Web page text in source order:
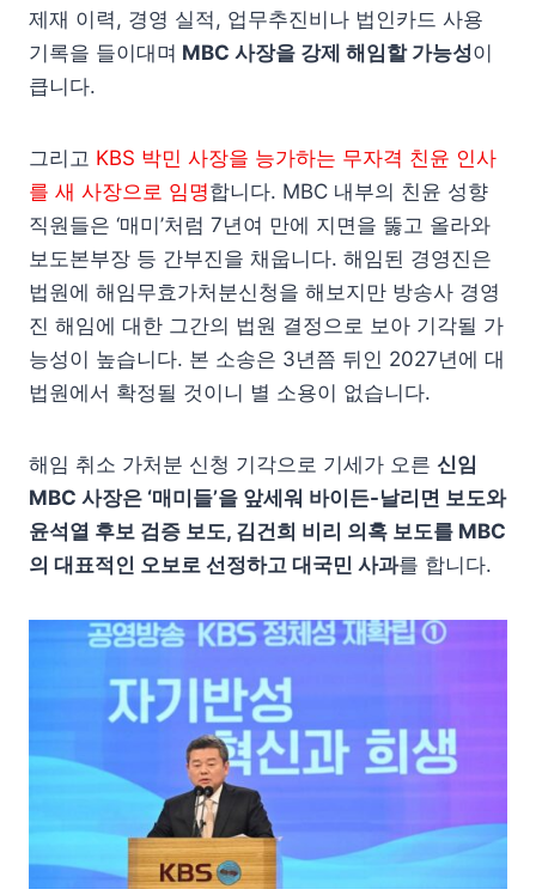
제재 이력, 경영 실적, 업무추진비나 법인카드 사용
기록을 들이대며 MBC 사장을 강제 해임할 가능성이
큽니다.
그리고 KBS 박민 사장을 능가하는 무자격 친윤 인사
를 새 사장으로 임명합니다. MBC 내부의 친윤 성향
직원들은 ‘매미’처럼 7년여 만에 지면을 뚫고 올라와
보도본부장 등 간부진을 채웁니다. 해임된 경영진은
법원에 해임무효가처분신청을 해보지만 방송사 경영
진 해임에 대한 그간의 법원 결정으로 보아 기각될 가
능성이 높습니다. 본 소송은 3년쯤 뒤인 2027년에 대
법원에서 확정될 것이니 별 소용이 없습니다.
해임 취소 가처분 신청 기각으로 기세가 오른 신임
MBC 사장은 ‘매미들’을 앞세워 바이든-날리면 보도와
윤석열 후보 검증 보도, 김건희 비리 의혹 보도를 MBC
의 대표적인 오보로 선정하고 대국민 사과를 합니다.